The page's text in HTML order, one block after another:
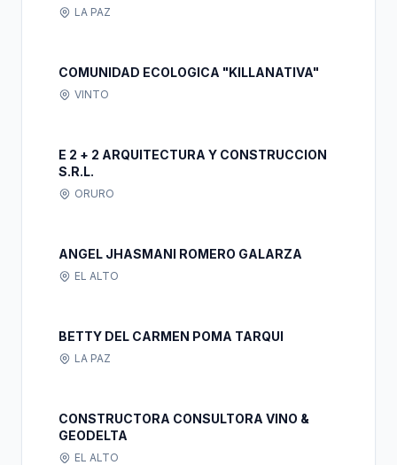
LA PAZ
COMUNIDAD ECOLOGICA "KILLANATIVA"
VINTO
E 2 + 2 ARQUITECTURA Y CONSTRUCCION
S.R.L.
ORURO
ANGEL JHASMANI ROMERO GALARZA
EL ALTO
BETTY DEL CARMEN POMA TARQUI
LA PAZ
CONSTRUCTORA CONSULTORA VINO &
GEODELTA
EL ALTO